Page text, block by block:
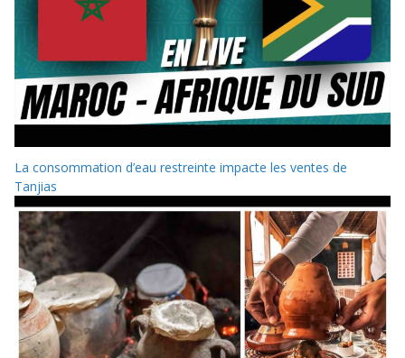
La consommation d’eau restreinte impacte les ventes de
Tanjias